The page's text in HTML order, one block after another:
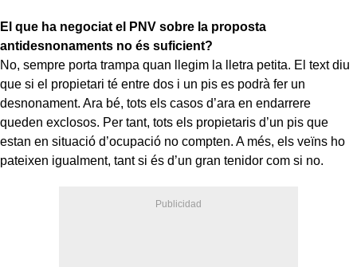
El que ha negociat el PNV sobre la proposta
antidesnonaments no és suficient?
No, sempre porta trampa quan llegim la lletra petita. El text diu
que si el propietari té entre dos i un pis es podrà fer un
desnonament. Ara bé, tots els casos d’ara en endarrere
queden exclosos. Per tant, tots els propietaris d’un pis que
estan en situació d’ocupació no compten. A més, els veïns ho
pateixen igualment, tant si és d’un gran tenidor com si no.